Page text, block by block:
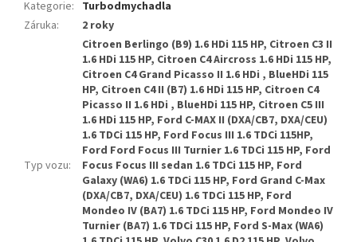
Kategorie: Turbodmychadla
Záruka: 2 roky
Typ vozu:
Citroen Berlingo (B9) 1.6 HDi 115 HP, Citroen C3 II
1.6 HDi 115 HP, Citroen C4 Aircross 1.6 HDi 115 HP,
Citroen C4 Grand Picasso II 1.6 HDi , BlueHDi 115
HP, Citroen C4 II (B7) 1.6 HDi 115 HP, Citroen C4
Picasso II 1.6 HDi , BlueHDi 115 HP, Citroen C5 III
1.6 HDi 115 HP, Ford C-MAX II (DXA/CB7, DXA/CEU)
1.6 TDCi 115 HP, Ford Focus III 1.6 TDCi 115HP,
Ford Ford Focus III Turnier 1.6 TDCi 115 HP, Ford
Focus Focus III sedan 1.6 TDCi 115 HP, Ford
Galaxy (WA6) 1.6 TDCi 115 HP, Ford Grand C-Max
(DXA/CB7, DXA/CEU) 1.6 TDCi 115 HP, Ford
Mondeo IV (BA7) 1.6 TDCi 115 HP, Ford Mondeo IV
Turnier (BA7) 1.6 TDCi 115 HP, Ford S-Max (WA6)